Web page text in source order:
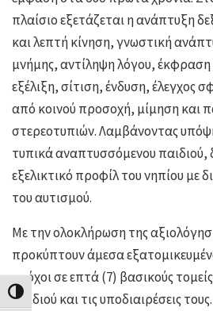
Εναλλαγή Υψηλής Αντίθεσης
πλαίσιο εξετάζεται η ανάπτυξη
και λεπτή κίνηση, γνωστική
μνήμης, αντίληψη λόγου, έκφραση
εξέλιξη, σίτιση, ένδυση, έλεγχος
από κοινού προσοχή, μίμηση και
στερεοτυπιών. Λαμβάνοντας
τυπικά αναπτυσσόμενου παιδιού,
εξελικτικό προφίλ του νηπίου
του αυτισμού.
Με την ολοκλήρωση της
προκύπτουν άμεσα
στόχοι σε επτά (7) βασικούς
παιδιού και τις υποδιαιρέσεις